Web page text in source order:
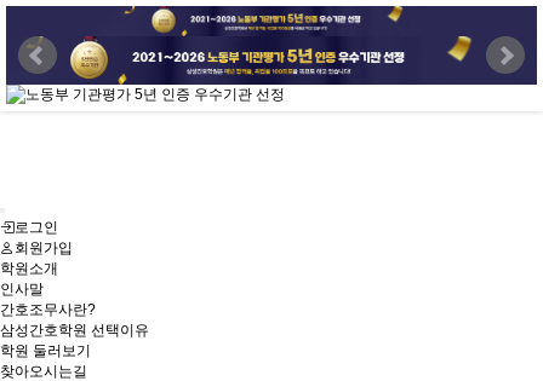
로그인
회원가입
학원소개
인사말
간호조무사란?
삼성간호학원 선택이유
학원 둘러보기
찾아오시는길